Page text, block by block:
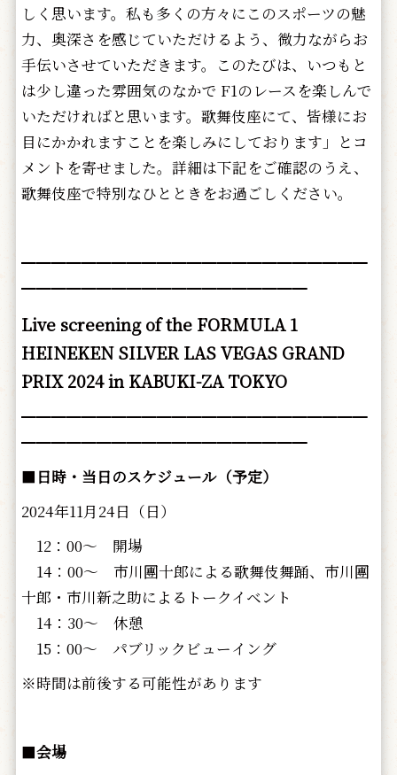
しく思います。私も多くの方々にこのスポーツの魅
力、奥深さを感じていただけるよう、微力ながらお
手伝いさせていただきます。このたびは、いつもと
は少し違った雰囲気のなかで F1のレースを楽しんで
いただければと思います。歌舞伎座にて、皆様にお
目にかかれますことを楽しみにしております」とコ
メントを寄せました。詳細は下記をご確認のうえ、
歌舞伎座で特別なひとときをお過ごしください。
━━━━━━━━━━━━━━━━━━━━━━━
━━━━━━━━━━━━━━━━━━━
Live screening of the FORMULA 1
HEINEKEN SILVER LAS VEGAS GRAND
PRIX 2024 in KABUKI-ZA TOKYO
━━━━━━━━━━━━━━━━━━━━━━━
━━━━━━━━━━━━━━━━━━━
■ 日時・当日のスケジュール（予定）
2024年11月24日（日）
12：00～ 開場
14：00～ 市川團十郎による歌舞伎舞踊、市川團
十郎・市川新之助によるトークイベント
14：30～ 休憩
15：00～ パブリックビューイング
※時間は前後する可能性があります
■会場